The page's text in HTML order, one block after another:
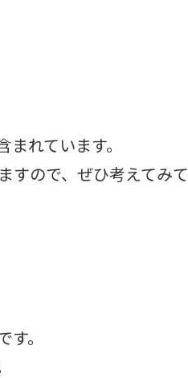
れています。
すので、ぜひ考えてみて
。